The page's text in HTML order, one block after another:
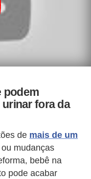
podem
fora da
de mais de um
mudanças
bebê na
pode acabar